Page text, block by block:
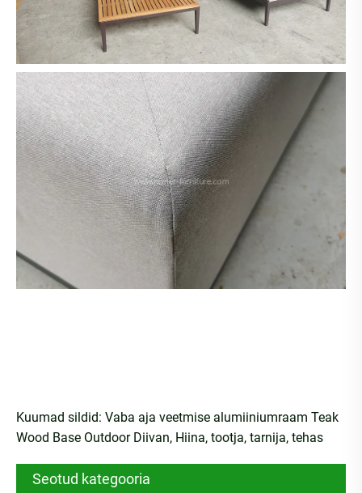
Kuumad sildid: Vaba aja veetmise alumiiniumraam Teak
Wood Base Outdoor Diivan, Hiina, tootja, tarnija, tehas
Seotud kategooria